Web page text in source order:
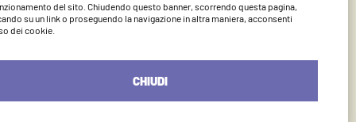
del sito. Chiudendo questo banner, scorrendo questa pagina,
su un link o proseguendo la navigazione in altra maniera, acconsenti
dei cookie.
CHIUDI